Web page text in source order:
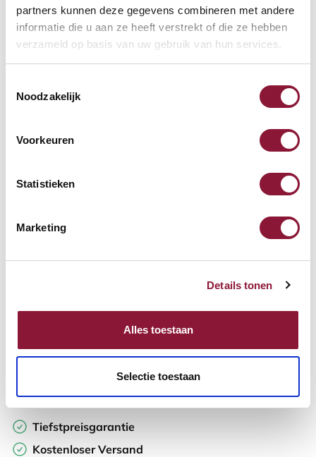
partners kunnen deze gegevens combineren met andere
informatie die u aan ze heeft verstrekt of die ze hebben
verzameld op basis van uw gebruik van hun services.
Noodzakelijk
Voorkeuren
Statistieken
Marketing
Details tonen
Alles toestaan
Selectie toestaan
FUSSRING AUS POLIERTEM ALUMINIUM ?
Verfügbar
Auf der Suche nach Stückzahlen? Machen Sie Ihren Arbeitsplatz
komplett und fordern Sie direkt ein individuelles Angebot an.
Zur Vergleichsliste hinzufügen
Tiefstpreisgarantie
Kostenloser Versand